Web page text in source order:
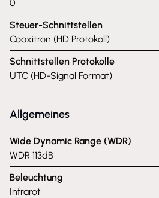
0
Steuer-Schnittstellen
Coaxitron (HD Protokoll)
Schnittstellen Protokolle
UTC (HD-Signal Format)
Allgemeines
Wide Dynamic Range (WDR)
WDR 113dB
Beleuchtung
Infrarot